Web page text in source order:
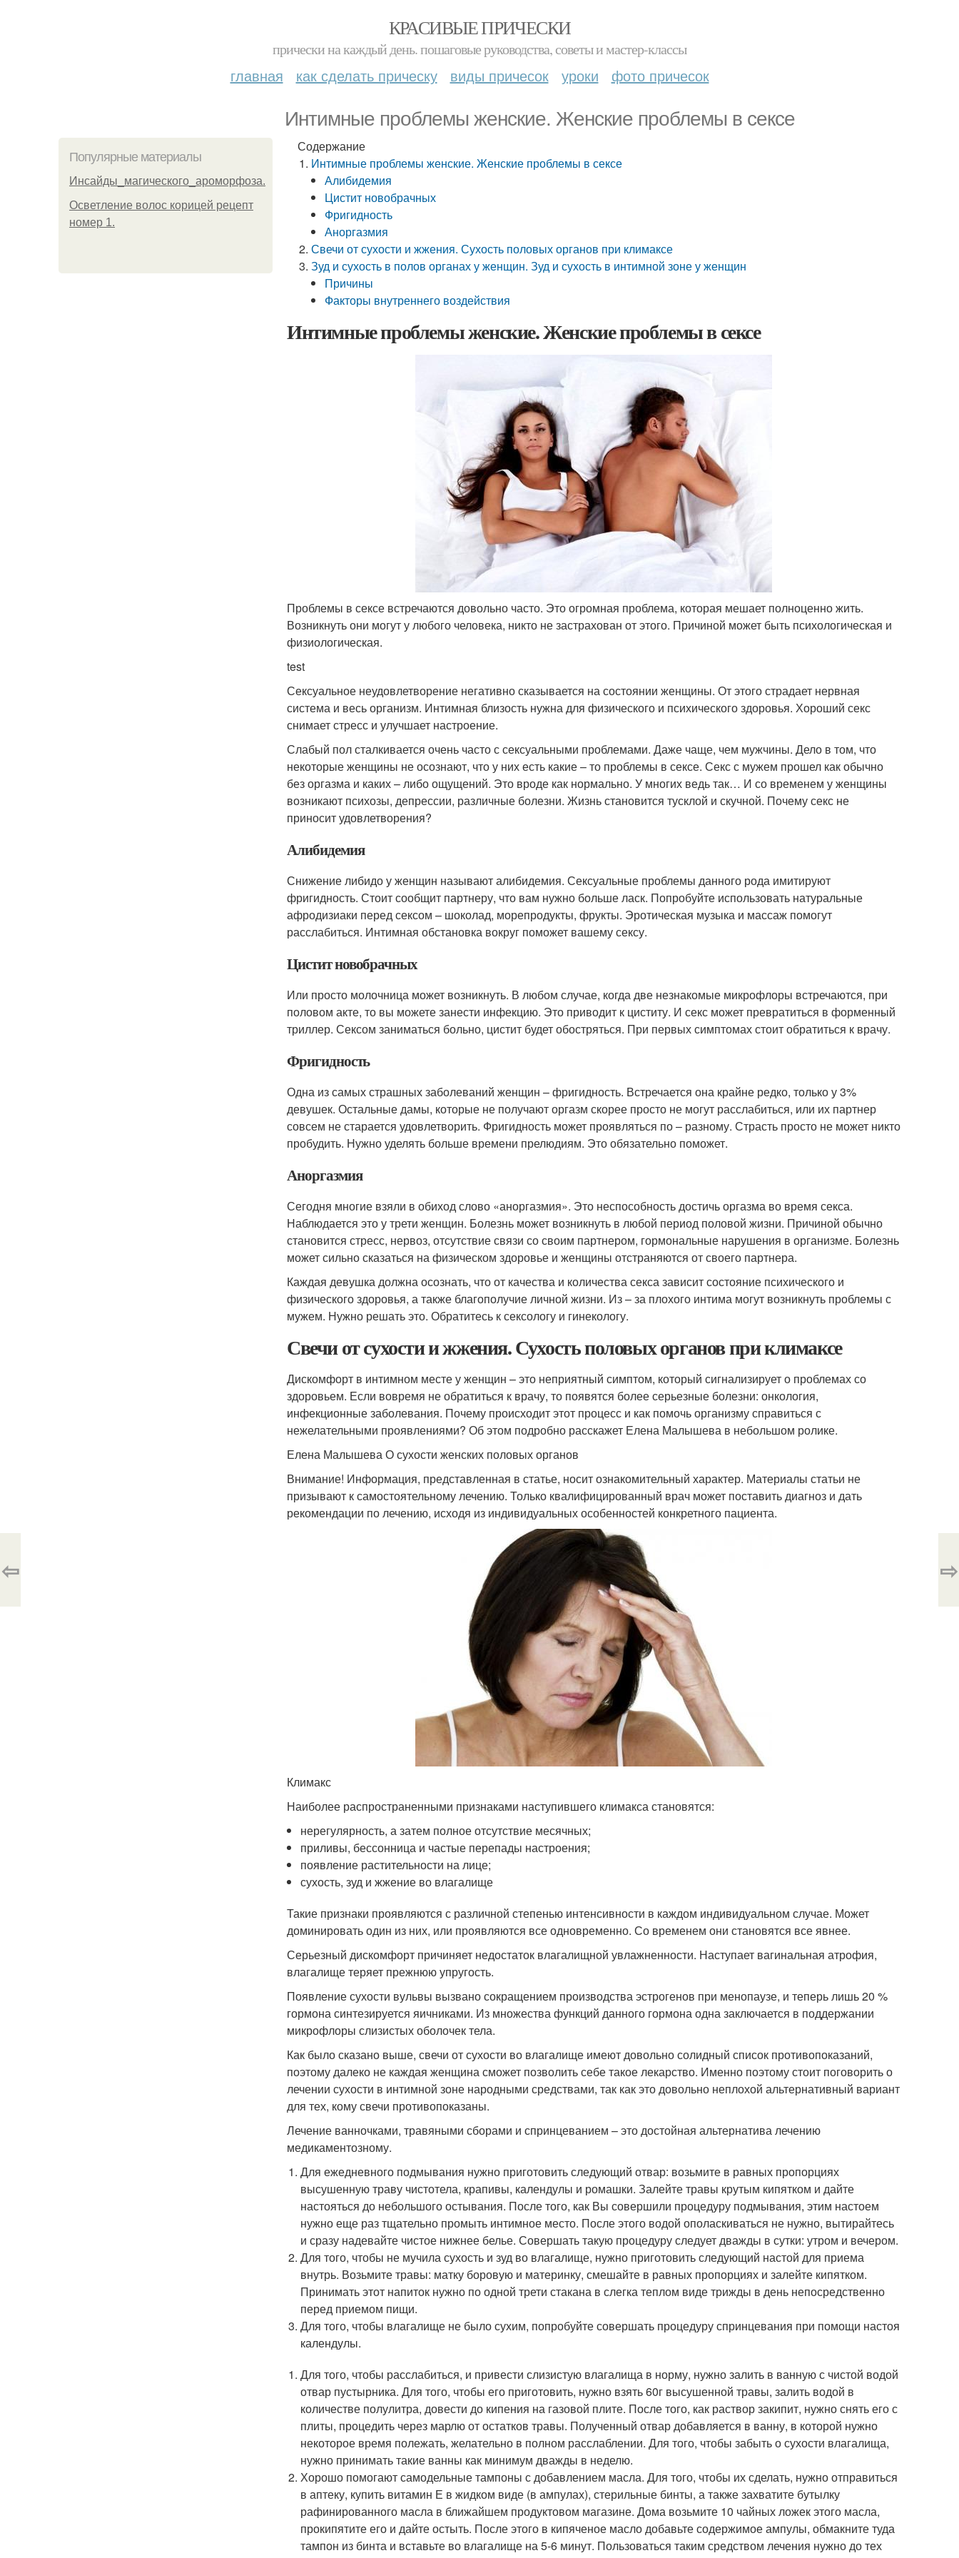
КРАСИВЫЕ ПРИЧЕСКИ
прически на каждый день. пошаговые руководства, советы и мастер-классы
главная как сделать прическу виды причесок уроки фото причесок
Интимные проблемы женские. Женские проблемы в сексе
Популярные материалы
Инсайды_магического_ароморфоза.
Осветление волос корицей рецепт
номер 1.
Содержание
Интимные проблемы женские. Женские проблемы в сексе
Алибидемия
Цистит новобрачных
Фригидность
Аноргазмия
Свечи от сухости и жжения. Сухость половых органов при климаксе
Зуд и сухость в полов органах у женщин. Зуд и сухость в интимной зоне у женщин
Причины
Факторы внутреннего воздействия
Интимные проблемы женские. Женские проблемы в сексе
Проблемы в сексе встречаются довольно часто. Это огромная проблема, которая мешает полноценно жить.
Возникнуть они могут у любого человека, никто не застрахован от этого. Причиной может быть психологическая и
физиологическая.
test
Сексуальное неудовлетворение негативно сказывается на состоянии женщины. От этого страдает нервная
система и весь организм. Интимная близость нужна для физического и психического здоровья. Хороший секс
снимает стресс и улучшает настроение.
Слабый пол сталкивается очень часто с сексуальными проблемами. Даже чаще, чем мужчины. Дело в том, что
некоторые женщины не осознают, что у них есть какие – то проблемы в сексе. Секс с мужем прошел как обычно
без оргазма и каких – либо ощущений. Это вроде как нормально. У многих ведь так… И со временем у женщины
возникают психозы, депрессии, различные болезни. Жизнь становится тусклой и скучной. Почему секс не
приносит удовлетворения?
Алибидемия
Снижение либидо у женщин называют алибидемия. Сексуальные проблемы данного рода имитируют
фригидность. Стоит сообщит партнеру, что вам нужно больше ласк. Попробуйте использовать натуральные
афродизиаки перед сексом – шоколад, морепродукты, фрукты. Эротическая музыка и массаж помогут
расслабиться. Интимная обстановка вокруг поможет вашему сексу.
Цистит новобрачных
Или просто молочница может возникнуть. В любом случае, когда две незнакомые микрофлоры встречаются, при
половом акте, то вы можете занести инфекцию. Это приводит к циститу. И секс может превратиться в форменный
триллер. Сексом заниматься больно, цистит будет обостряться. При первых симптомах стоит обратиться к врачу.
Фригидность
Одна из самых страшных заболеваний женщин – фригидность. Встречается она крайне редко, только у 3%
девушек. Остальные дамы, которые не получают оргазм скорее просто не могут расслабиться, или их партнер
совсем не старается удовлетворить. Фригидность может проявляться по – разному. Страсть просто не может никто
пробудить. Нужно уделять больше времени прелюдиям. Это обязательно поможет.
Аноргазмия
Сегодня многие взяли в обиход слово «аноргазмия». Это неспособность достичь оргазма во время секса.
Наблюдается это у трети женщин. Болезнь может возникнуть в любой период половой жизни. Причиной обычно
становится стресс, нервоз, отсутствие связи со своим партнером, гормональные нарушения в организме. Болезнь
может сильно сказаться на физическом здоровье и женщины отстраняются от своего партнера.
Каждая девушка должна осознать, что от качества и количества секса зависит состояние психического и
физического здоровья, а также благополучие личной жизни. Из – за плохого интима могут возникнуть проблемы с
мужем. Нужно решать это. Обратитесь к сексологу и гинекологу.
Свечи от сухости и жжения. Сухость половых органов при климаксе
Дискомфорт в интимном месте у женщин – это неприятный симптом, который сигнализирует о проблемах со
здоровьем. Если вовремя не обратиться к врачу, то появятся более серьезные болезни: онкология,
инфекционные заболевания. Почему происходит этот процесс и как помочь организму справиться с
нежелательными проявлениями? Об этом подробно расскажет Елена Малышева в небольшом ролике.
Елена Малышева О сухости женских половых органов
Внимание! Информация, представленная в статье, носит ознакомительный характер. Материалы статьи не
призывают к самостоятельному лечению. Только квалифицированный врач может поставить диагноз и дать
рекомендации по лечению, исходя из индивидуальных особенностей конкретного пациента.
Климакс
Наиболее распространенными признаками наступившего климакса становятся:
нерегулярность, а затем полное отсутствие месячных;
приливы, бессонница и частые перепады настроения;
появление растительности на лице;
сухость, зуд и жжение во влагалище
Такие признаки проявляются с различной степенью интенсивности в каждом индивидуальном случае. Может
доминировать один из них, или проявляются все одновременно. Со временем они становятся все явнее.
Серьезный дискомфорт причиняет недостаток влагалищной увлажненности. Наступает вагинальная атрофия,
влагалище теряет прежнюю упругость.
Появление сухости вульвы вызвано сокращением производства эстрогенов при менопаузе, и теперь лишь 20 %
гормона синтезируется яичниками. Из множества функций данного гормона одна заключается в поддержании
микрофлоры слизистых оболочек тела.
Как было сказано выше, свечи от сухости во влагалище имеют довольно солидный список противопоказаний,
поэтому далеко не каждая женщина сможет позволить себе такое лекарство. Именно поэтому стоит поговорить о
лечении сухости в интимной зоне народными средствами, так как это довольно неплохой альтернативный вариант
для тех, кому свечи противопоказаны.
Лечение ванночками, травяными сборами и спринцеванием – это достойная альтернатива лечению
медикаментозному.
Для ежедневного подмывания нужно приготовить следующий отвар: возьмите в равных пропорциях
высушенную траву чистотела, крапивы, календулы и ромашки. Залейте травы крутым кипятком и дайте
настояться до небольшого остывания. После того, как Вы совершили процедуру подмывания, этим настоем
нужно еще раз тщательно промыть интимное место. После этого водой ополаскиваться не нужно, вытирайтесь
и сразу надевайте чистое нижнее белье. Совершать такую процедуру следует дважды в сутки: утром и вечером.
Для того, чтобы не мучила сухость и зуд во влагалище, нужно приготовить следующий настой для приема
внутрь. Возьмите травы: матку боровую и материнку, смешайте в равных пропорциях и залейте кипятком.
Принимать этот напиток нужно по одной трети стакана в слегка теплом виде трижды в день непосредственно
перед приемом пищи.
Для того, чтобы влагалище не было сухим, попробуйте совершать процедуру спринцевания при помощи настоя
календулы.
Для того, чтобы расслабиться, и привести слизистую влагалища в норму, нужно залить в ванную с чистой водой
отвар пустырника. Для того, чтобы его приготовить, нужно взять 60г высушенной травы, залить водой в
количестве полулитра, довести до кипения на газовой плите. После того, как раствор закипит, нужно снять его с
плиты, процедить через марлю от остатков травы. Полученный отвар добавляется в ванну, в которой нужно
некоторое время полежать, желательно в полном расслаблении. Для того, чтобы забыть о сухости влагалища,
нужно принимать такие ванны как минимум дважды в неделю.
Хорошо помогают самодельные тампоны с добавлением масла. Для того, чтобы их сделать, нужно отправиться
в аптеку, купить витамин Е в жидком виде (в ампулах), стерильные бинты, а также захватите бутылку
рафинированного масла в ближайшем продуктовом магазине. Дома возьмите 10 чайных ложек этого масла,
прокипятите его и дайте остыть. После этого в кипяченое масло добавьте содержимое ампулы, обмакните туда
тампон из бинта и вставьте во влагалище на 5-6 минут. Пользоваться таким средством лечения нужно до тех
⇦ ⇨